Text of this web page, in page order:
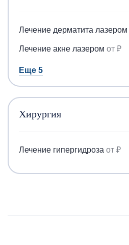
Лечение дерматита лазером
Лечение акне лазером от ₽
Еще 5
Хирургия
Лечение гипергидроза от ₽